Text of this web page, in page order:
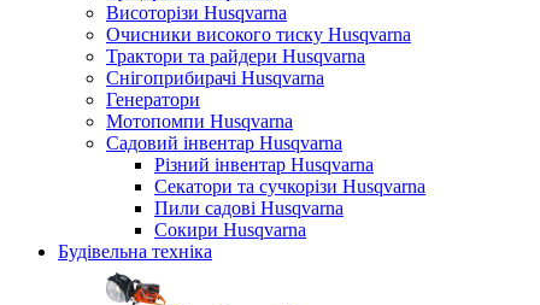
Висоторізи Husqvarna
Очисники високого тиску Husqvarna
Трактори та райдери Husqvarna
Снігоприбирачі Husqvarna
Генератори
Мотопомпи Husqvarna
Садовий інвентар Husqvarna
Різний інвентар Husqvarna
Секатори та сучкорізи Husqvarna
Пили садові Husqvarna
Сокири Husqvarna
Будівельна техніка